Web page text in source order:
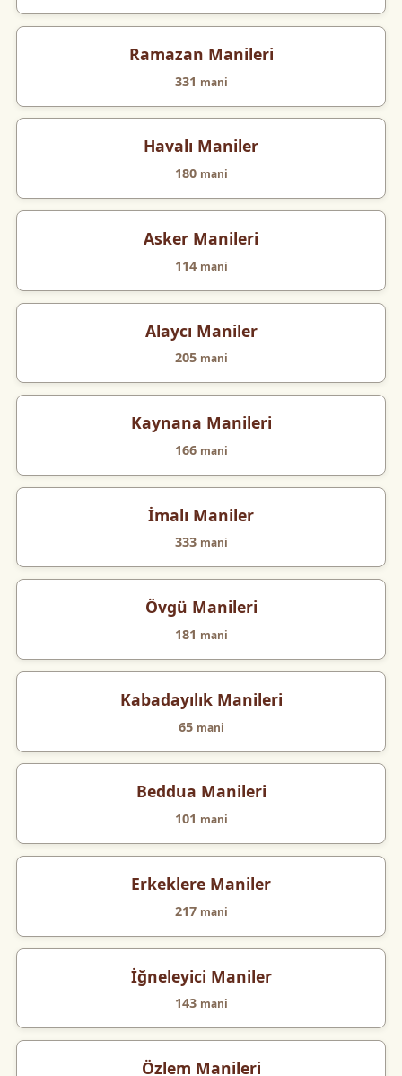
Ramazan Manileri
331 mani
Havalı Maniler
180 mani
Asker Manileri
114 mani
Alaycı Maniler
205 mani
Kaynana Manileri
166 mani
İmalı Maniler
333 mani
Övgü Manileri
181 mani
Kabadayılık Manileri
65 mani
Beddua Manileri
101 mani
Erkeklere Maniler
217 mani
İğneleyici Maniler
143 mani
Özlem Manileri